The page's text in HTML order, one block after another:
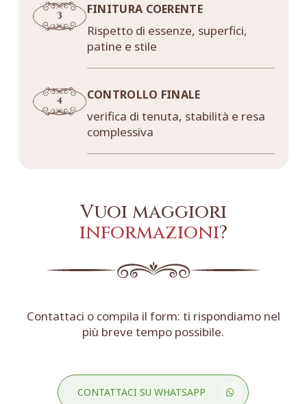
FINITURA COERENTE
Rispetto di essenze, superfici,
patine e stile
CONTROLLO FINALE
verifica di tenuta, stabilità e resa
complessiva
Vuoi maggiori
informazioni?
Contattaci o compila il form: ti rispondiamo nel
più breve tempo possibile.
CONTATTACI SU WHATSAPP